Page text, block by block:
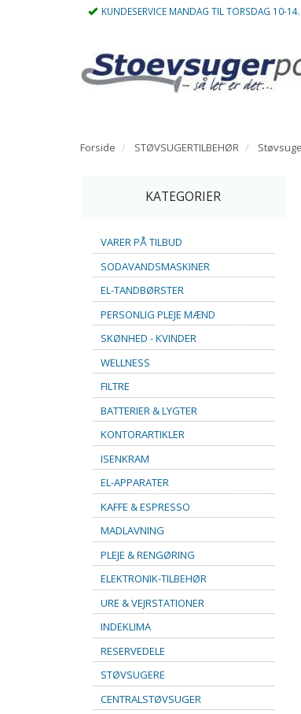
KUNDESERVICE MANDAG TIL TORSDAG 10-
Forside STØVSUGERTILBEHØR
KATEGORIER
VARER PÅ TILBUD
SODAVANDSMASKINER
EL-TANDBØRSTER
PERSONLIG PLEJE MÆND
SKØNHED - KVINDER
WELLNESS
FILTRE
BATTERIER & LYGTER
KONTORARTIKLER
ISENKRAM
EL-APPARATER
KAFFE & ESPRESSO
MADLAVNING
PLEJE & RENGØRING
ELEKTRONIK-TILBEHØR
URE & VEJRSTATIONER
INDEKLIMA
RESERVEDELE
STØVSUGERE
CENTRALSTØVSUGER